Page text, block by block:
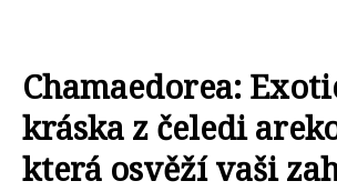
Chamaedorea:
kráska z čeledi
která osvěží vaši